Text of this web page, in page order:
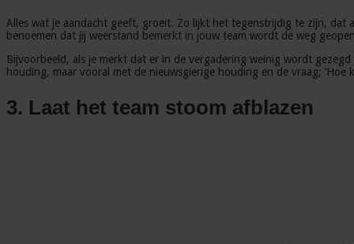
Alles wat je aandacht geeft, groeit. Zo lijkt het tegenstrijdig te zijn, dat
benoemen dat jij weerstand bemerkt in jouw team wordt de weg
Bijvoorbeeld, als je merkt dat er in de vergadering weinig wordt
houding, maar vooral met de nieuwsgierige houding en de vraag;
3. Laat het team stoom afblazen